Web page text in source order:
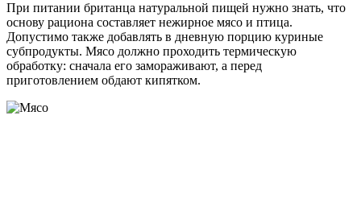
При питании британца натуральной пищей нужно знать, что
основу рациона составляет нежирное мясо и птица.
Допустимо также добавлять в дневную порцию куриные
субпродукты. Мясо должно проходить термическую
обработку: сначала его замораживают, а перед
приготовлением обдают кипятком.